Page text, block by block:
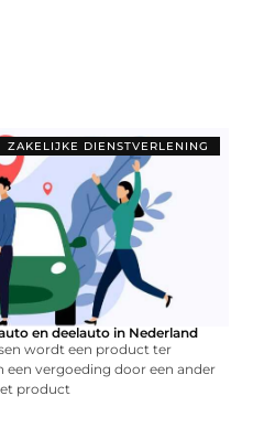
ZAKELIJKE DIENSTVERLENING
en deelauto in Nederland
wordt een product ter
een vergoeding door een ander
product